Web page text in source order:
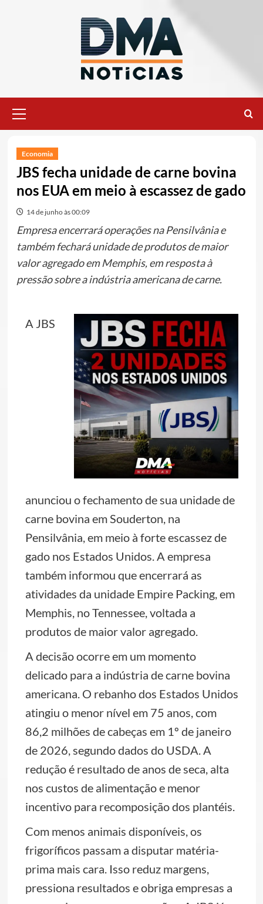
principal
Economia
JBS fecha unidade de carne bovina
nos EUA em meio à escassez de gado
14 de junho às 00:09
Empresa encerrará operações na Pensilvânia e
também fechará unidade de produtos de maior
valor agregado em Memphis, em resposta à
pressão sobre a indústria americana de carne.
A JBS
anunciou o fechamento de sua unidade de
carne bovina em Souderton, na
Pensilvânia, em meio à forte escassez de
gado nos Estados Unidos. A empresa
também informou que encerrará as
atividades da unidade Empire Packing, em
Memphis, no Tennessee, voltada a
produtos de maior valor agregado.
A decisão ocorre em um momento
delicado para a indústria de carne bovina
americana. O rebanho dos Estados Unidos
atingiu o menor nível em 75 anos, com
86,2 milhões de cabeças em 1º de janeiro
de 2026, segundo dados do USDA. A
redução é resultado de anos de seca, alta
nos custos de alimentação e menor
incentivo para recomposição dos plantéis.
Com menos animais disponíveis, os
frigoríficos passam a disputar matéria-
prima mais cara. Isso reduz margens,
pressiona resultados e obriga empresas a